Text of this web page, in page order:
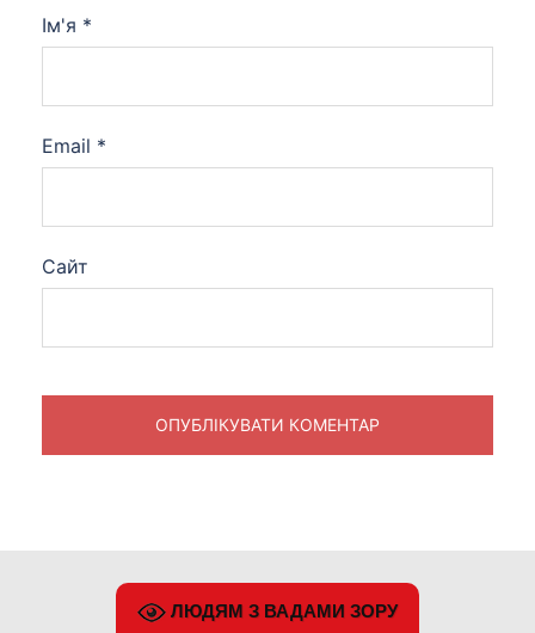
Ім'я *
Email *
Сайт
ЛЮДЯМ З ВАДАМИ ЗОРУ